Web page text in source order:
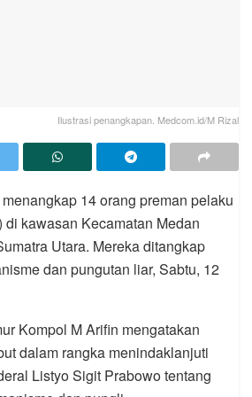
Ilustrasi penangkapan. Medcom.id/M Rizal
14 orang preman pelaku
kawasan Kecamatan Medan
Utara. Mereka ditangkap
dan pungutan liar, Sabtu, 12
Kompol M Arifin mengatakan
dalam rangka menindaklanjuti
Listyo Sigit Prabowo tentang